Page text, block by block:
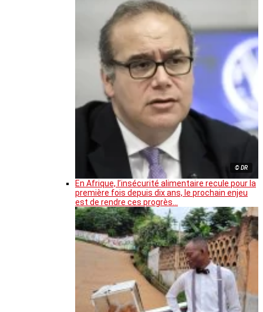
© DR
En Afrique, l’insécurité alimentaire recule pour la
première fois depuis dix ans, le prochain enjeu
est de rendre ces progrès…